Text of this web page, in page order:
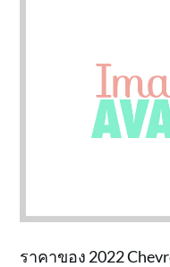
ราคาของ 2022